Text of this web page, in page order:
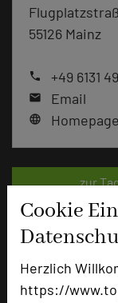
Cookie
Herzlich
https://
55126 Mainz
phone +49 6131
mail Email
language Homepage
zur
Bewertung
Tagungsplaner